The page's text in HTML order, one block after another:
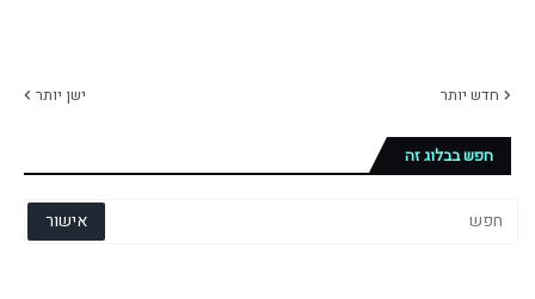
חדש יותר ישן יותר
חפש בבלוג זה